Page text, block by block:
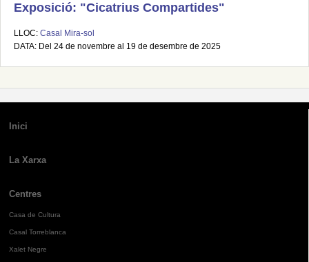
Exposició: "Cicatrius Compartides"
LLOC: Casal Mira-sol
DATA: Del 24 de novembre al 19 de desembre de 2025
Inici
La Xarxa
Centres
Casa de Cultura
Casal Torreblanca
Xalet Negre